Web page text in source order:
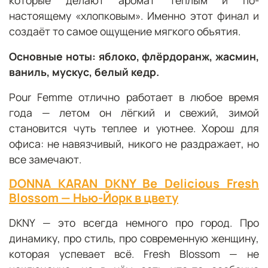
настоящему «хлопковым». Именно этот финал и
создаёт то самое ощущение мягкого объятия.
Основные ноты: яблоко, флёрдоранж, жасмин,
ваниль, мускус, белый кедр.
Pour Femme отлично работает в любое время
года — летом он лёгкий и свежий, зимой
становится чуть теплее и уютнее. Хорош для
офиса: не навязчивый, никого не раздражает, но
все замечают.
DONNA KARAN DKNY Be Delicious Fresh
Blossom — Нью-Йорквцвету
DKNY — это всегда немного про город. Про
динамику, про стиль, про современную женщину,
которая успевает всё. Fresh Blossom — не